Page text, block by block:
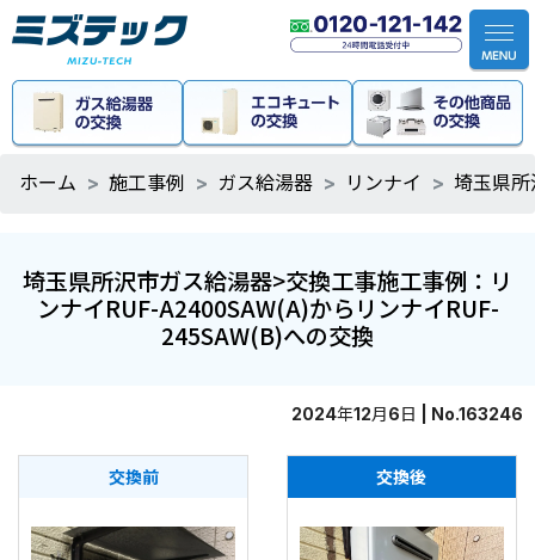
ホーム 施工事例 ガス給湯器 リンナイ 埼玉県
埼玉県所沢市ガス給湯器>交換工事施工事例：リ
ンナイRUF-A2400SAW(A)からリンナイRUF-
245SAW(B)への交換
2024年12月6日 | No.163246
交換前 交換後